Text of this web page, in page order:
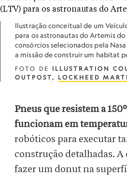
Ilustração conceitual de um
para os astronautas do Artemis
consórcios selecionados pela
a missão de construir um habitat
FOTO DE ILLUSTRATION
OUTPOST, LOCKHEED
Pneus que resistem a
funcionam em
robóticos para executar
construção detalhadas. A
fazer um donut na